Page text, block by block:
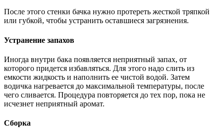
После этого стенки бачка нужно протереть жесткой тряпкой
или губкой, чтобы устранить оставшиеся загрязнения.
Устранение запахов
Иногда внутри бака появляется неприятный запах, от
которого придется избавляться. Для этого надо слить из
емкости жидкость и наполнить ее чистой водой. Затем
водичка нагревается до максимальной температуры, после
чего сливается. Процедура повторяется до тех пор, пока не
исчезнет неприятный аромат.
Сборка